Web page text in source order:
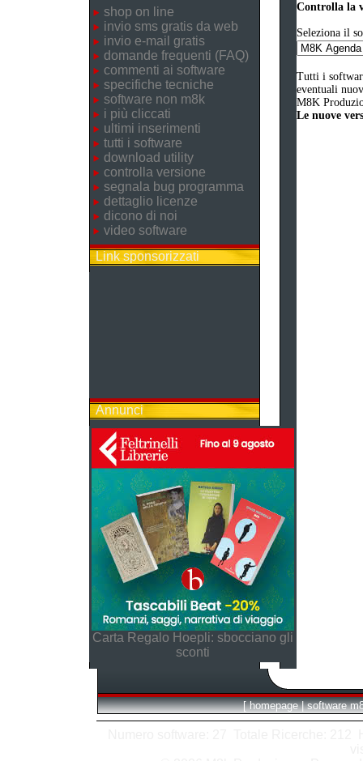
shop on line
invio sms gratis da web
invio e-mail gratis
domande frequenti (FAQ)
commenti ai software
specifiche tecniche
software non m8k
i più cliccati
ultimi inserimenti
tutti i software
download utility
controlla versione
segnala bug programma
dettaglio licenze
dicono di noi
video software
Link sponsorizzati
Annunci
Carta Regalo Hoepli: sbocciano gli
sconti
Controlla la
Seleziona il
Tutti i
eventuali
M8K
Le nuove
[ homepage | software